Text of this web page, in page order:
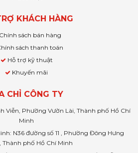
KHÁCH HÀNG
Chính sách bán hàng
sách thanh toán
Hỗ trợ kỹ thuật
Khuyến mãi
CHỈ CÔNG TY
Viễn, Phường Vườn Lài, Thành phố Hồ Chí
Minh
N36 đường số 11 , Phường Đông Hưng
Thành phố Hồ Chí Minh